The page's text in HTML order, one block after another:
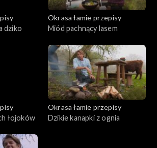
dziko
Okrasa łamie przepisy
Miód pachnący lasem
łojoków
Okrasa łamie przepisy
Dzikie kanapki z ognia